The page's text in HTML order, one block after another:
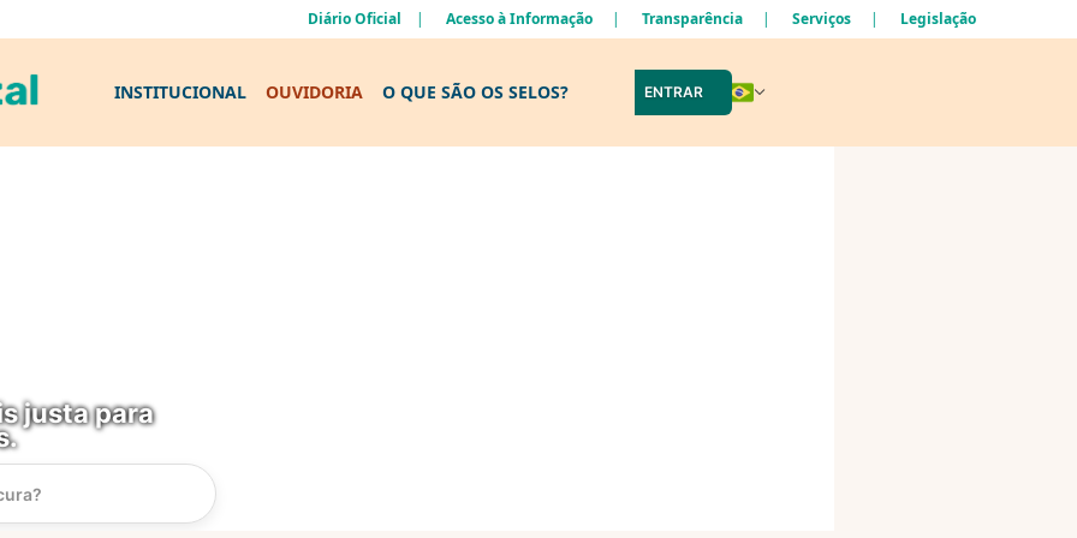
Diário Oficial Acesso à Informação Transparência Serviços
Legislação
INSTITUCIONAL OUVIDORIA O QUE SÃO OS SELOS? ENTRAR
justa para